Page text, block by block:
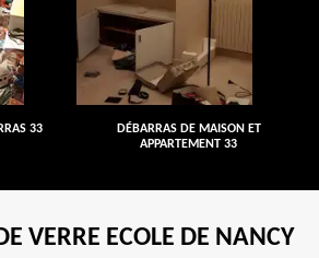
33
DÉBARRAS DE MAISON ET
APPARTEMENT 33
VERRE ECOLE DE NANCY